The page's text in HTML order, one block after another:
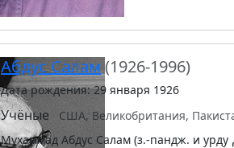
Абдус Салам (1926-1996)
Дата рождения: 29 января 1926
Учёные
США, Великобритания,
Мухаммад Абдус Салам (з.-пандж. и урду محمد عبد السلام‎, англ. Mohammad Abdus